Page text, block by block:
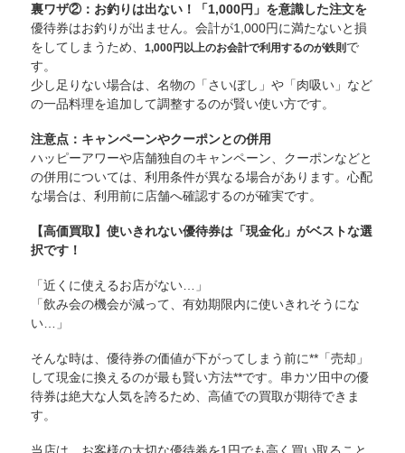
裏ワザ②：お釣りは出ない！「1,000円」を意識した注文を
優待券はお釣りが出ません。会計が1,000円に満たないと損
をしてしまうため、 1,000円以上のお会計で利用するのが鉄則で
す。
少し足りない場合は、名物の「さいぼし」や「肉吸い」など
の一品料理を追加して調整するのが賢い使い方です。
注意点：キャンペーンやクーポンとの併用
ハッピーアワーや店舗独自のキャンペーン、クーポンなどと
の併用については、利用条件が異なる場合があります。心配
な場合は、利用前に店舗へ確認するのが確実です。
【高価買取】使いきれない優待券は「現金化」がベストな選
択です！
「近くに使えるお店がない…」
「飲み会の機会が減って、有効期限内に使いきれそうにな
い…」
そんな時は、優待券の価値が下がってしまう前に**「売却」
して現金に換えるのが最も賢い方法**です。串カツ田中の優
待券は絶大な人気を誇るため、高値での買取が期待できま
す。
当店は、お客様の大切な優待券を1円でも高く買い取ること